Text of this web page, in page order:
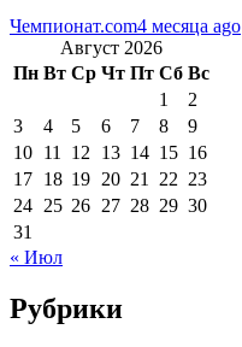
Чемпионат.com4 месяца ago
Август 2026
Пн Вт Ср Чт Пт Сб Вс
1
2
3
4 5 6 7 8
9
10 11 12 13 14 15 16
17 18 19 20 21 22 23
24 25 26 27 28 29 30
31
« Июл
Рубрики